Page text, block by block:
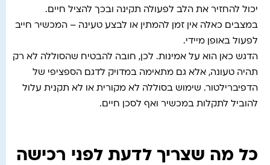
יכול להחזיר את הלב לפעולה תקינה ובכך להציל חיים.
במצבים כאלה אין זמן להמתין או לבצע טעינה – המכשיר חייב
לפעול באופן מיידי.
הדגש כאן הוא על אמינות. לכן, חובה להבטיח שהסוללה לא רק
תהיה טעונה, אלא גם מתאימה במדויק לדגם הספציפי של
הדפיברילטור. שימוש בסוללה לא מקורית או לא תקנית עלול
להוביל לתקלות במכשיר ואף לסכן חיים.
כל מה שצריך לדעת לפני רכישה